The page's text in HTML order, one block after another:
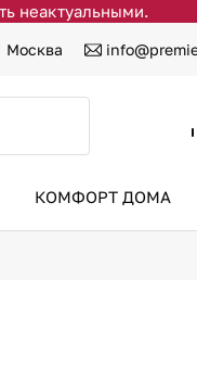
неактуальными.
Москва
КОМФОРТ ДОМА